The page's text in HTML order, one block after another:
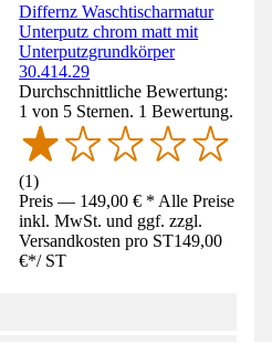
Differnz Waschtischarmatur
Unterputz chrom matt mit
Unterputzgrundkörper
30.414.29
Durchschnittliche Bewertung:
1 von 5 Sternen. 1 Bewertung.
(1)
Preis — 149,00 € * Alle Preise
inkl. MwSt. und ggf. zzgl.
Versandkosten pro ST149,00
€*/ ST